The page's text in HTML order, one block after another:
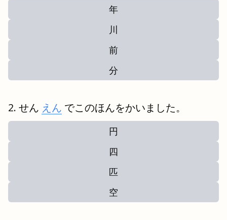
年
川
前
分
せん えん でこのほんをかいました。
円
四
匹
空